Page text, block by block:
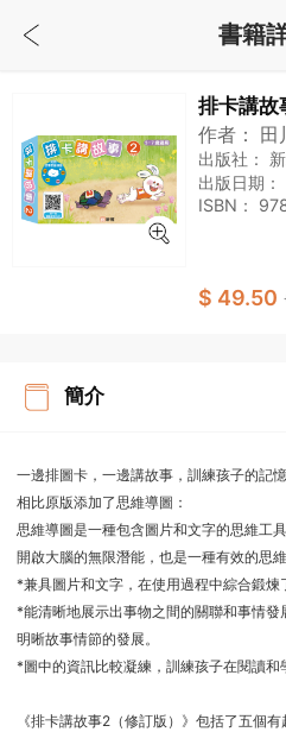
排卡講
作者： 田
出版社：
出版日期：
ISBN：
$ 49.50
簡介
一邊排圖卡，一邊講故事，訓練孩子的記
相比原版添加了思維導圖：
思維導圖是一種包含圖片和文字的思維工
開啟大腦的無限潛能，也是一種有效的思維
*兼具圖片和文字，在使用過程中綜合鍛煉
*能清晰地展示出事物之間的關聯和事情發
明晰故事情節的發展。
*圖中的資訊比較凝練，訓練孩子在閱讀和
《排卡講故事2（修訂版）》包括了五個
書籍